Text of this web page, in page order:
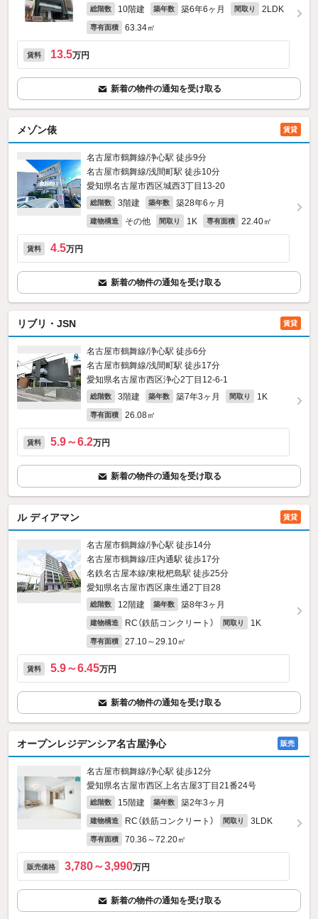
総階数 10階建 築年数 築6年6ヶ月 間取り 2LDK
専有面積 63.34㎡
賃料 13.5万円
新着の物件の通知を受け取る
メゾン俵 賃貸
名古屋市鶴舞線/浄心駅 徒歩9分
名古屋市鶴舞線/浅間町駅 徒歩10分
愛知県名古屋市西区城西3丁目13-20
総階数 3階建 築年数 築28年6ヶ月
建物構造 その他 間取り 1K 専有面積 22.40㎡
賃料 4.5万円
新着の物件の通知を受け取る
リブリ・JSN 賃貸
名古屋市鶴舞線/浄心駅 徒歩6分
名古屋市鶴舞線/浅間町駅 徒歩17分
愛知県名古屋市西区浄心2丁目12-6‐1
総階数 3階建 築年数 築7年3ヶ月 間取り 1K
専有面積 26.08㎡
賃料 5.9～6.2万円
新着の物件の通知を受け取る
ル ディアマン 賃貸
名古屋市鶴舞線/浄心駅 徒歩14分
名古屋市鶴舞線/庄内通駅 徒歩17分
名鉄名古屋本線/東枇杷島駅 徒歩25分
愛知県名古屋市西区康生通2丁目28
総階数 12階建 築年数 築8年3ヶ月
建物構造 RC（鉄筋コンクリート） 間取り 1K
専有面積 27.10～29.10㎡
賃料 5.9～6.45万円
新着の物件の通知を受け取る
オープンレジデンシア名古屋浄心 販売
名古屋市鶴舞線/浄心駅 徒歩12分
愛知県名古屋市西区上名古屋3丁目21番24号
総階数 15階建 築年数 築2年3ヶ月
建物構造 RC（鉄筋コンクリート） 間取り 3LDK
専有面積 70.36～72.20㎡
販売価格 3,780～3,990万円
新着の物件の通知を受け取る